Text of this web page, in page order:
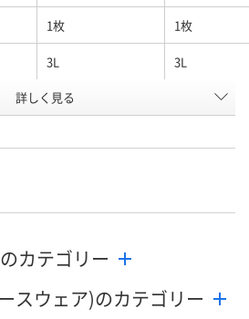
1枚 1枚
3L 3L
ン ホワイト×グレー
ホワイト×
ズ
詳しく見る
のカテゴリー
スウェア)のカテゴリー